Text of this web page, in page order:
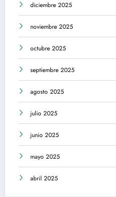
diciembre 2025
noviembre 2025
octubre 2025
septiembre 2025
agosto 2025
julio 2025
junio 2025
mayo 2025
abril 2025